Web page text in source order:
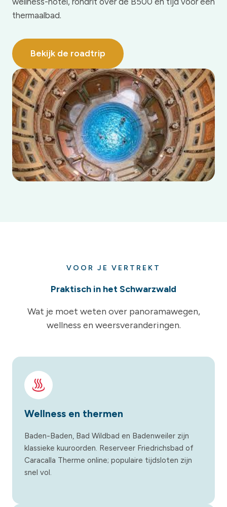
thermaalbad.
Bekijk de roadtrip
VOOR JE VERTREKT
Praktisch in het Schwarzwald
Wat je moet weten over panoramawegen,
wellness en weersveranderingen.
Wellness en thermen
Baden-Baden, Bad Wildbad en Badenweiler zijn
klassieke kuuroorden. Reserveer Friedrichsbad of
Caracalla Therme online; populaire tijdsloten zijn
snel vol.